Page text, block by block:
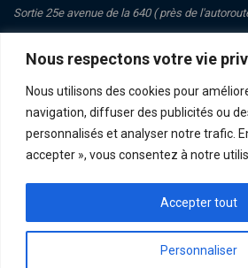
Nous respectons votre vie
Nous utilisons des cookies pour
navigation, diffuser des publicités ou
personnalisés et analyser notre trafic.
accepter », vous consentez à notre
Personnaliser
Accepter tout
Sortie 25e avenue de la 640 ( près de
Saint-Eustache
Suivez-nous
POLITIQUE DE CONFIDENTIALITÉ